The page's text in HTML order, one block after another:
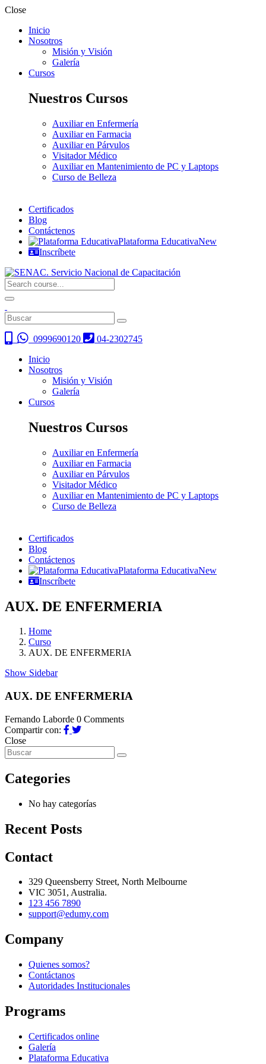
Close
Inicio
Nosotros
Misión y Visión
Galería
Cursos
Nuestros Cursos
Auxiliar en Enfermería
Auxiliar en Farmacia
Auxiliar en Párvulos
Visitador Médico
Auxiliar en Mantenimiento de PC y Laptops
Curso de Belleza
Certificados
Blog
Contáctenos
Plataforma EducativaNew
Inscríbete
0999690120
04-2302745
Inicio
Nosotros
Misión y Visión
Galería
Cursos
Nuestros Cursos
Auxiliar en Enfermería
Auxiliar en Farmacia
Auxiliar en Párvulos
Visitador Médico
Auxiliar en Mantenimiento de PC y Laptops
Curso de Belleza
Certificados
Blog
Contáctenos
Plataforma EducativaNew
Inscríbete
AUX. DE ENFERMERIA
Home
Curso
AUX. DE ENFERMERIA
Show Sidebar
AUX. DE ENFERMERIA
Fernando Laborde 0 Comments
Compartir con:
Close
Categories
No hay categorías
Recent Posts
Contact
329 Queensberry Street, North Melbourne
VIC 3051, Australia.
123 456 7890
support@edumy.com
Company
Quienes somos?
Contáctanos
Autoridades Institucionales
Programs
Certificados online
Galería
Plataforma Educativa